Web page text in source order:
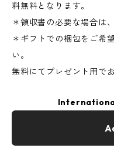
料無料となります。
＊領収書の必要な場合は
＊ギフトでの梱包をご希
い。
無料にてプレゼント用で